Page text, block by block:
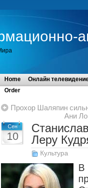
Home
Онлайн
Order
Прохор Шаляпин
Ани
Сен
10
Леру
Культура
В